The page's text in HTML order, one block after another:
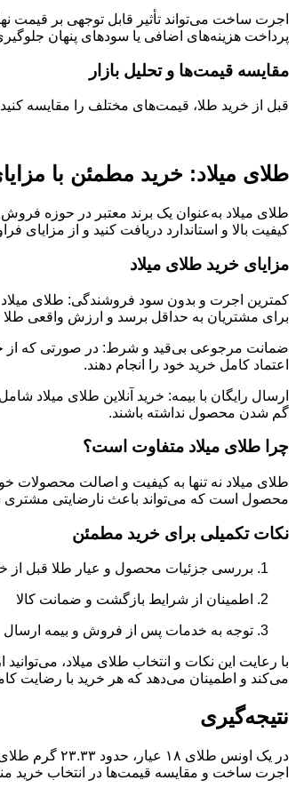
اجرت ساخت می‌تواند تأثیر قابل توجهی بر قیمت
پرداخت هزینه‌های اضافی یا سودهای پنهان
مقایسه قیمت‌ها و تحلیل بازار
قبل از خرید طلا، قیمت‌های مختلف را مقایسه
طلای میلاد: خرید مطمئن با
طلای میلاد به‌عنوان یک برند معتبر در حوزه
کیفیت بالا و استاندارد دریافت کنید و از مزایای
مزایای خرید طلای میلاد
کمترین اجرت و بدون سود فروشندگی: طلای میلاد
برای مشتریان به حداقل برسد و ارزش واقعی
ضمانت مرجوعی بی‌قید و شرط: در صورتی که از
اعتماد کامل خرید خود را انجام دهند.
ارسال رایگان با بیمه: خرید آنلاین طلای
گم شدن محصول نداشته باشند.
چرا طلای میلاد متفاوت است؟
طلای میلاد نه تنها به کیفیت و اصالت محصولات
محصول است که می‌تواند باعث نارضایتی مشتری
نکات تکمیلی برای خرید مطمئن
بررسی جزئیات محصول و عیار طلا قبل از
اطمینان از شرایط بازگشت و ضمانت کالا
توجه به خدمات پس از فروش و بیمه ارسال
با رعایت این نکات و انتخاب طلای میلاد،
می‌کند و اطمینان می‌دهد که هر خرید با رضایت
نتیجه‌گیری
در یک اونس
اجرت ساخت و مقایسه قیمت‌ها در انتخاب خرید